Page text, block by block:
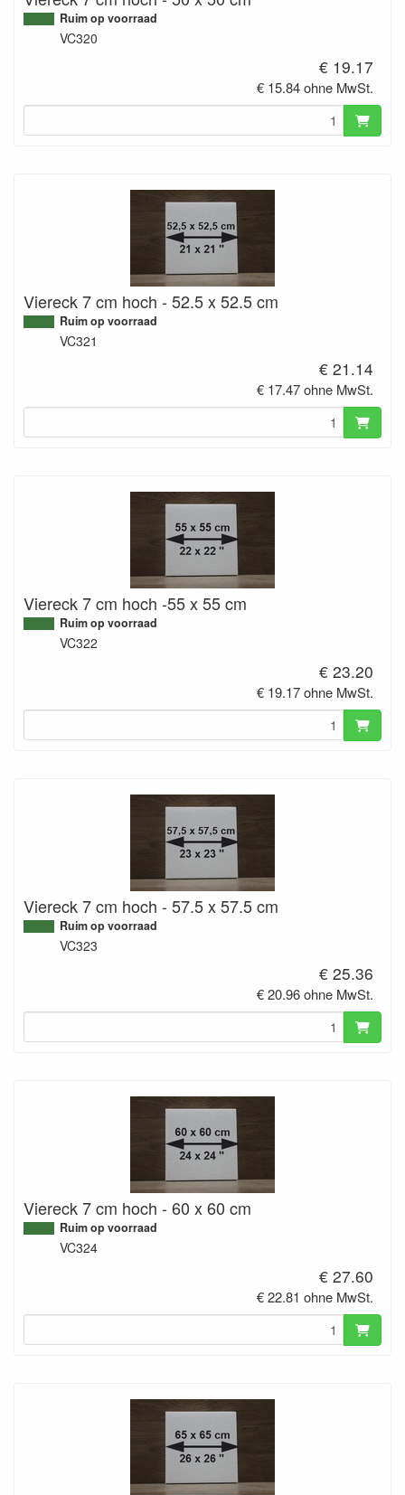
Ruim op voorraad
VC320
€ 19.17
€ 15.84 ohne MwSt.
Viereck 7 cm hoch - 52.5 x 52.5 cm
Ruim op voorraad
VC321
€ 21.14
€ 17.47 ohne MwSt.
Viereck 7 cm hoch -55 x 55 cm
Ruim op voorraad
VC322
€ 23.20
€ 19.17 ohne MwSt.
Viereck 7 cm hoch - 57.5 x 57.5 cm
Ruim op voorraad
VC323
€ 25.36
€ 20.96 ohne MwSt.
Viereck 7 cm hoch - 60 x 60 cm
Ruim op voorraad
VC324
€ 27.60
€ 22.81 ohne MwSt.